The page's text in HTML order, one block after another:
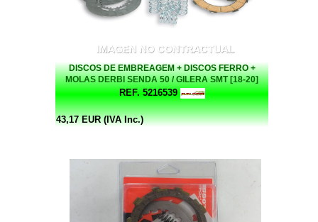
DISCOS DE EMBREAGEM + DISCOS FERRO +
MOLAS DERBI SENDA 50 / GILERA SMT [18-20]
MALOSSI
REF. 5216539
43,17 EUR (IVA Inc.)